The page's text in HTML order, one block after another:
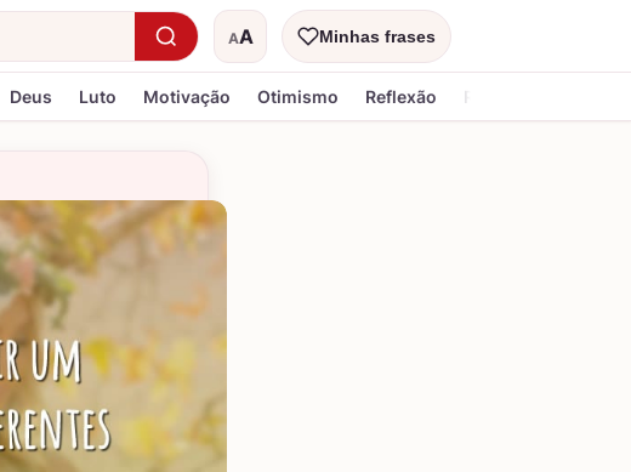
AA
Tamanho do textoMinhas frases
Deus Luto Motivação Otimismo Reflexão Religiosa